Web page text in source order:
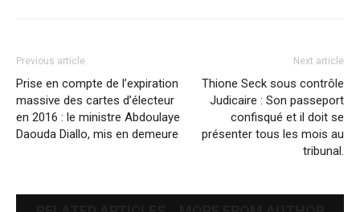
Previous article
Prise en compte de l’expiration
massive des cartes d’électeur
en 2016 : le ministre Abdoulaye
Daouda Diallo, mis en demeure
Next article
Thione Seck sous contrôle
Judicaire : Son passeport
confisqué et il doit se
présenter tous les mois au
tribunal.